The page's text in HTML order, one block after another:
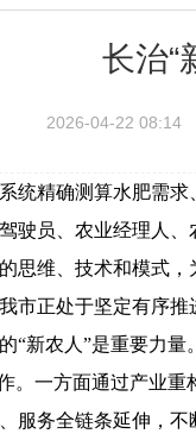
长治“
2026-04-22 08:14
精确测算水肥需
员、农业经理人、
思维、技术和模式
正处于坚定有序推
“新农人”是重要力量
一方面通过产业重
服务全链条延伸，